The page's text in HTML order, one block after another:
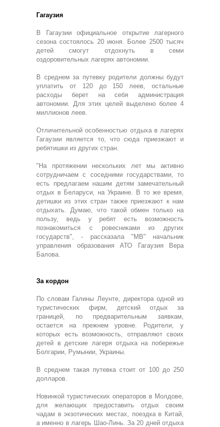
Гагаузия
В Гагаузии официальное открытие лагерного
сезона состоялось 20 июня. Более 2500 тысяч
детей смогут отдохнуть в семи
оздоровительных лагерях автономии.
В среднем за путевку родители должны будут
уплатить от 120 до 150 леев, остальные
расходы берет на себя администрация
автономии. Для этих целей выделено более 4
миллионов леев.
Отличительной особенностью отдыха в лагерях
Гагаузии является то, что сюда приезжают и
ребятишки из других стран.
"На протяжении нескольких лет мы активно
сотрудничаем с соседними государствами, то
есть предлагаем нашим детям замечательный
отдых в Беларуси, на Украине. В то же время,
детишки из этих стран также приезжают к нам
отдыхать. Думаю, что такой обмен только на
пользу, ведь у ребят есть возможность
познакомиться с ровесниками из других
государств", - рассказала "МВ" начальник
управления образования АТО Гагаузия Вера
Балова.
За кордон
По словам Галины Леунте, директора одной из
туристических фирм, детский отдых за
границей, по предварительным заявкам,
остается на прежнем уровне. Родители, у
которых есть возможность, отправляют своих
детей в детские лагеря отдыха на побережье
Болгарии, Румынии, Украины.
В среднем такая путевка стоит от 100 до 250
долларов.
Новинкой туристических операторов в Молдове,
для желающих предоставить отдых своим
чадам в экзотических местах, поездка в Китай,
а именно в лагерь Шао-Линь. За 20 дней отдыха